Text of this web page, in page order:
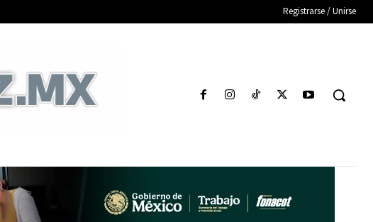
Registrarse / Unirse